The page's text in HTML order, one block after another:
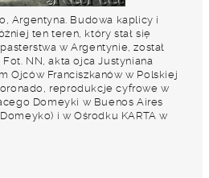
Argentyna. Budowa kaplicy i
ten teren, który stał się
w Argentynie, został
Fot. NN, akta ojca Justyniana
Ojców Franciszkanów w Polskiej
reprodukcje cyfrowe w
Domeyki w Buenos Aires
i w Ośrodku KARTA w